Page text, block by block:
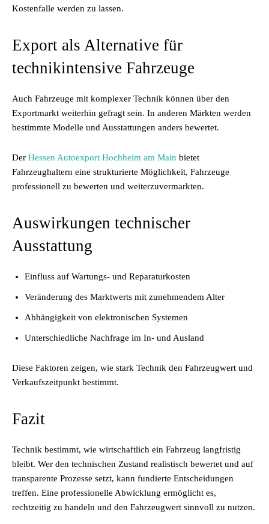
Kostenfalle werden zu lassen.
Export als Alternative für
technikintensive Fahrzeuge
Auch Fahrzeuge mit komplexer Technik können über den
Exportmarkt weiterhin gefragt sein. In anderen Märkten werden
bestimmte Modelle und Ausstattungen anders bewertet.
Der Hessen Autoexport Hochheim am Main bietet
Fahrzeughaltern eine strukturierte Möglichkeit, Fahrzeuge
professionell zu bewerten und weiterzuvermarkten.
Auswirkungen technischer
Ausstattung
Einfluss auf Wartungs- und Reparaturkosten
Veränderung des Marktwerts mit zunehmendem Alter
Abhängigkeit von elektronischen Systemen
Unterschiedliche Nachfrage im In- und Ausland
Diese Faktoren zeigen, wie stark Technik den Fahrzeugwert und
Verkaufszeitpunkt bestimmt.
Fazit
Technik bestimmt, wie wirtschaftlich ein Fahrzeug langfristig
bleibt. Wer den technischen Zustand realistisch bewertet und auf
transparente Prozesse setzt, kann fundierte Entscheidungen
treffen. Eine professionelle Abwicklung ermöglicht es,
rechtzeitig zu handeln und den Fahrzeugwert sinnvoll zu nutzen.